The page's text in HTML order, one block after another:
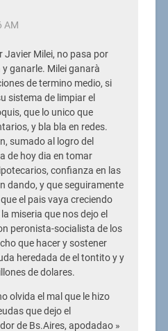
AM
Javier Milei, no pasa por
ganarle. Milei ganarà
de termino medio, si
sistema de limpiar el
que lo unico que
y bla bla en redes.
sumado al logro del
de hoy dia en tomar
confianza en las
dando, y que seguiramente
el pais vaya creciendo
miseria que nos dejo el
peronista-socialista de los
que hacer y sostener
heredada de el tontito y y
de dolares.
olvida el mal que le hizo
que dejo el
de Bs.Aires, apodadao »